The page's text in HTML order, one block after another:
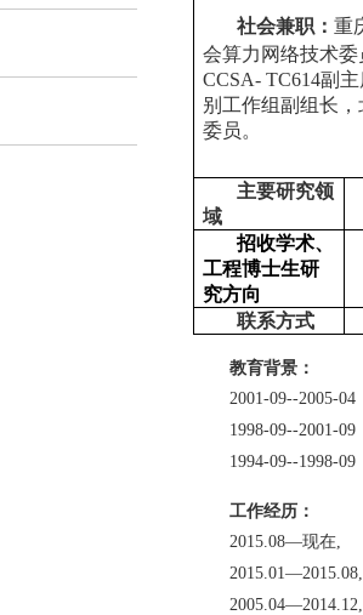
社会兼职：重
会算力网络技术
CCSA- TC614副
别工作组副组长
委员。
主要研究领
域
招收学术、
工程博士生研
究方向
联系方式
教育背景：
2001-09--2005-
1998-09--2001-
1994-09--1998-
工作经历：
2015.08—现在,
2015.
2005.04—2014.